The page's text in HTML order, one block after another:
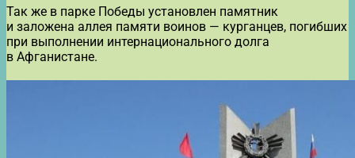
Так же в парке Победы установлен памятник
и заложена аллея памяти воинов — курганцев, погибших
при выполнении интернационального долга
в Афганистане.